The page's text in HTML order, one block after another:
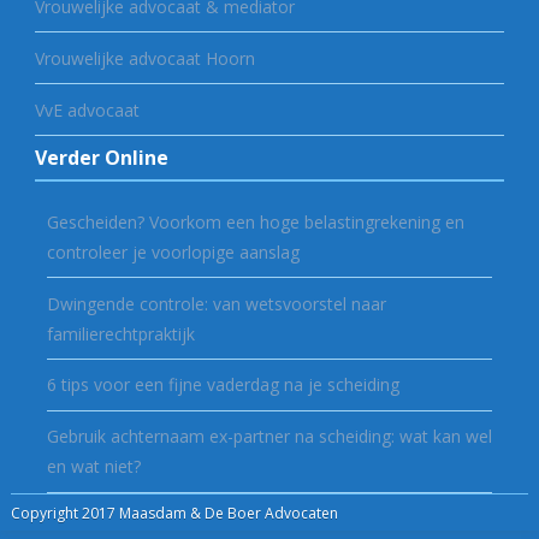
Vrouwelijke advocaat & mediator
Vrouwelijke advocaat Hoorn
VvE advocaat
Verder Online
Gescheiden? Voorkom een hoge belastingrekening en
controleer je voorlopige aanslag
Dwingende controle: van wetsvoorstel naar
familierechtpraktijk
6 tips voor een fijne vaderdag na je scheiding
Gebruik achternaam ex-partner na scheiding: wat kan wel
en wat niet?
Copyright 2017 Maasdam & De Boer Advocaten